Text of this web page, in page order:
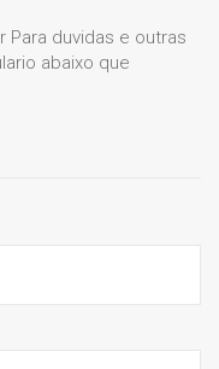
duvidas e outras
abaixo que